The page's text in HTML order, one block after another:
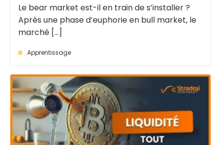
Le bear market est-il en train de s’installer ?
Après une phase d’euphorie en bull market, le
marché [...]
Apprentissage